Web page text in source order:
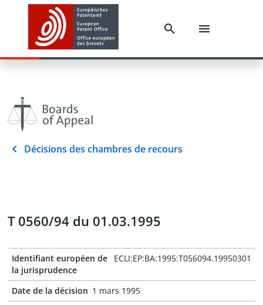
Décisions des chambres de recours
T 0560/94 du 01.03.1995
Identifiant européen de
la jurisprudence
ECLI:EP:BA:1995:T056094.19950301
Date de la décision 1 mars 1995